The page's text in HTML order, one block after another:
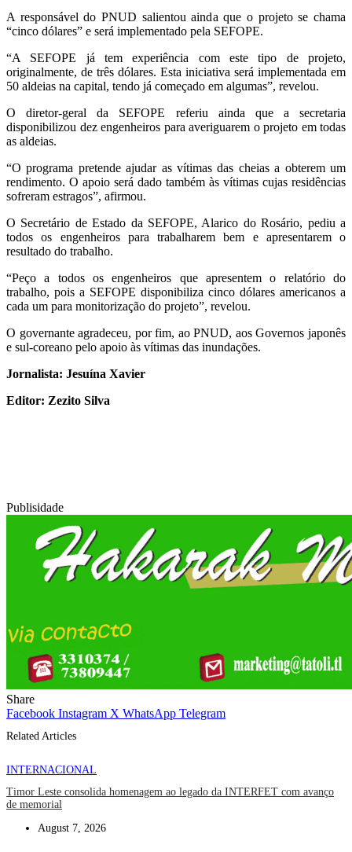
A responsável do PNUD salientou ainda que o projeto se chama
“cinco dólares” e será implementado pela SEFOPE.
“A SEFOPE já tem experiência com este tipo de projeto,
originalmente, de três dólares. Esta iniciativa será implementada em
50 aldeias na capital, tendo já começado em algumas”, revelou.
O diretor-geral da SEFOPE referiu ainda que a secretaria
disponibilizou dez engenheiros para averiguarem o projeto em todas
as aldeias.
“O programa pretende ajudar as vítimas das cheias a obterem um
rendimento. O apoio será dado também às vítimas cujas residências
sofreram estragos”, afirmou.
O Secretário de Estado da SEFOPE, Alarico do Rosário, pediu a
todos os engenheiros para trabalharem bem e apresentarem o
resultado do trabalho.
“Peço a todos os engenheiros que apresentem o relatório do
trabalho, pois a SEFOPE disponibiliza cinco dólares americanos a
cada um para monitorização do projeto”, revelou.
O governante agradeceu, por fim, ao PNUD, aos Governos japonês
e sul-coreano pelo apoio às vítimas das inundações.
Jornalista: Jesuína Xavier
Editor: Zezito Silva
Publisidade
Share
Facebook Instagram X WhatsApp Telegram
Related Articles
INTERNACIONAL
Timor Leste consolida homenagem ao legado da INTERFET com avanço
de memorial
August 7, 2026